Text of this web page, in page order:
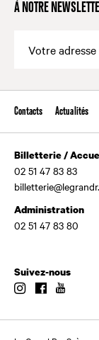
À NOTRE
Contacts Actualités
Billetterie /
02 51 47 83 83
Administration
02 51 47 83 80
Suivez-nous
InstagramFacebook